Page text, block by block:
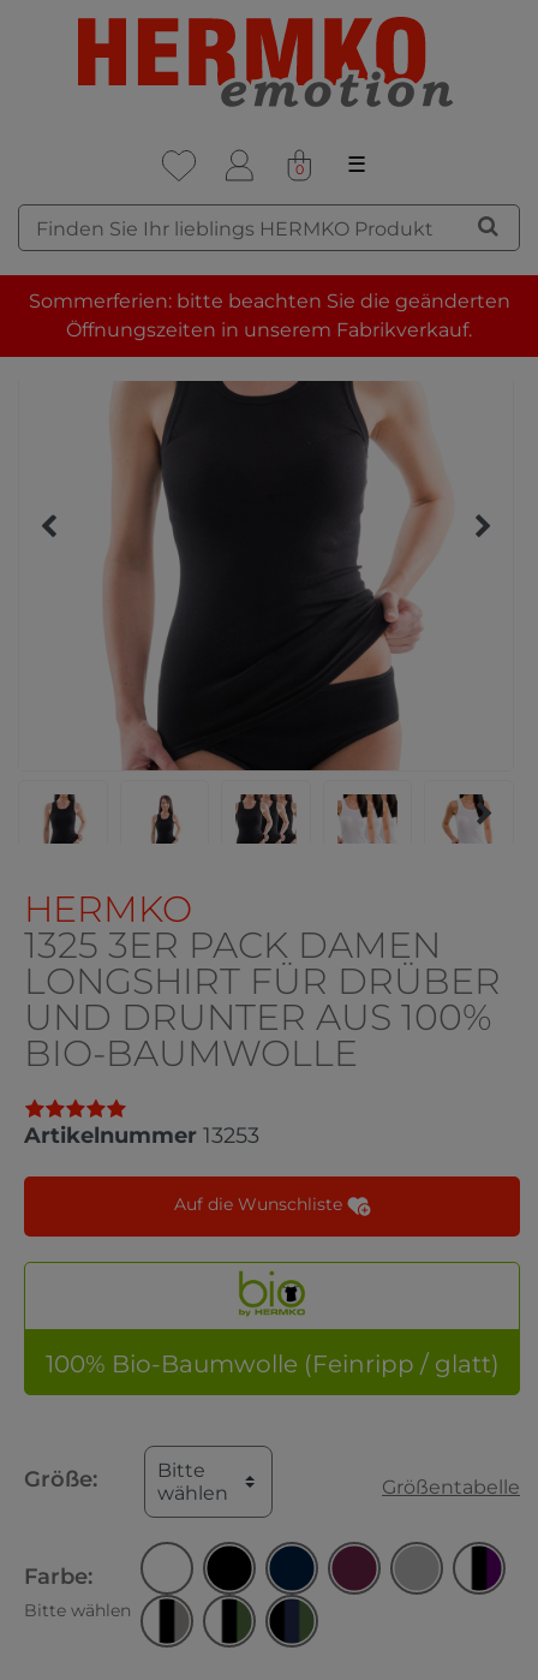
0 ☰
Sommerferien: bitte beachten Sie die geänderten
Öffnungszeiten in unserem Fabrikverkauf.
HERMKO
1325 3ER PACK DAMEN
LONGSHIRT FÜR DRÜBER
UND DRUNTER AUS 100%
BIO-BAUMWOLLE
Artikelnummer 13253
Auf die Wunschliste
100% Bio-Baumwolle (Feinripp / glatt)
Größe:
Bitte
wählen
Größentabelle
Farbe:
Bitte wählen